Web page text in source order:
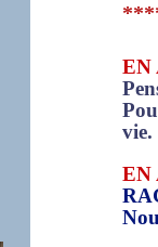
EN
vie.
EN